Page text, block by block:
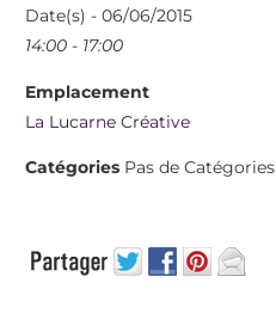
Date(s) - 06/06/2015
14:00 - 17:00
Emplacement
La Lucarne Créative
Catégories Pas de Catégories